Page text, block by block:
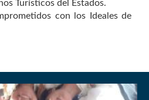
Turísticos del Estados.
con los Ideales de